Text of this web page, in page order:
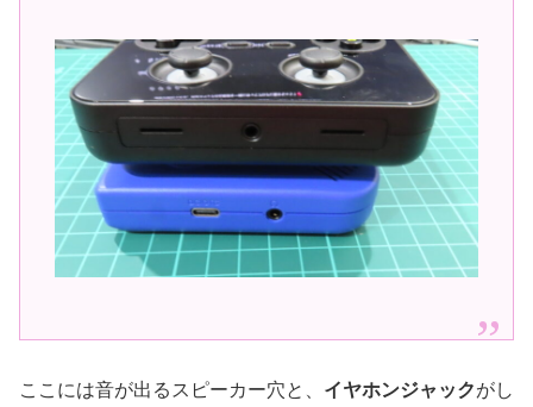
ここには音が出るスピーカー穴と、 イヤホンジャックがし